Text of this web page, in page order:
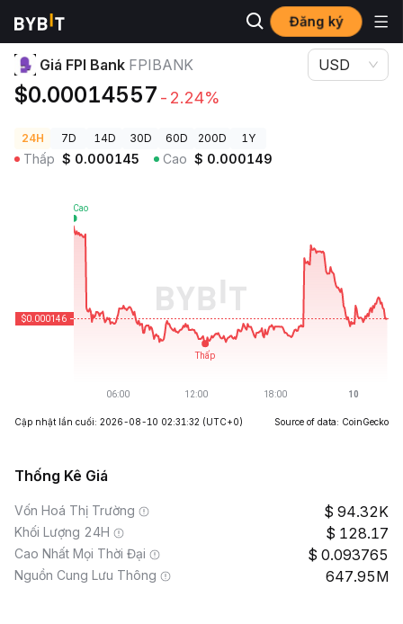
Đăng ký
Giá Tiền Điện Tử
Giá FPI Bank FPIBANK
$0.00014557 -2.24%
USD
24H 7D 14D 30D 60D 200D 1Y
Thấp $ 0.000145 Cao $ 0.000149
Cập nhật lần cuối: 2026-08-10 02:31:32 (UTC+0) Source of data: CoinGecko
Thống Kê Giá
Vốn Hoá Thị Trường 94.32K
Khối Lượng 24H 128.17
Cao Nhất Mọi Thời Đại 0.093765
Nguồn Cung Lưu Thông 647.95M